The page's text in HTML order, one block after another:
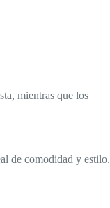
mientras que los
de comodidad y estilo.